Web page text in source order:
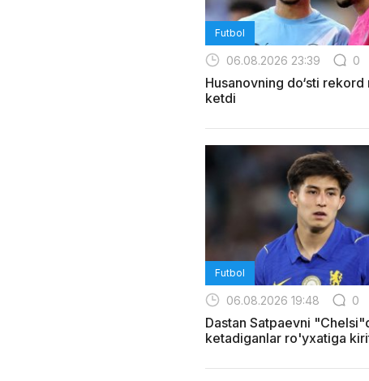
Futbol
06.08.2026 23:39 0
Husanovning do‘sti rekord
ketdi
Futbol
06.08.2026 19:48 0
Dastan Satpaevni
ketadiganlar ro'yxatiga